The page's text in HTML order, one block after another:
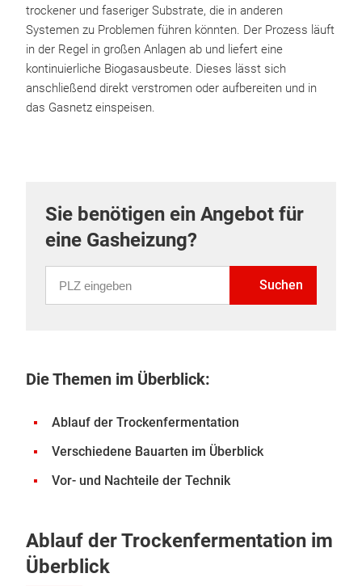
trockener und faseriger Substrate, die in anderen
Systemen zu Problemen führen könnten. Der Prozess läuft
in der Regel in großen Anlagen ab und liefert eine
kontinuierliche Biogasausbeute. Dieses lässt sich
anschließend direkt verstromen oder aufbereiten und in
das Gasnetz einspeisen.
Sie benötigen ein Angebot für
eine Gasheizung?
Suchen
Die Themen im Überblick:
Ablauf der Trockenfermentation
Verschiedene Bauarten im Überblick
Vor- und Nachteile der Technik
Ablauf der Trockenfermentation im
Überblick